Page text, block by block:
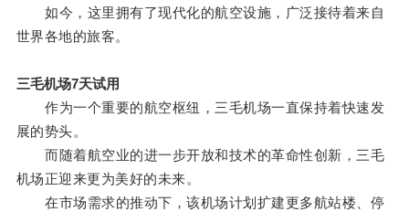
如今，这里拥有了现代化的航空设施，广泛接待着来自
世界各地的旅客。
三毛机场7天试用
作为一个重要的航空枢纽，三毛机场一直保持着快速发
展的势头。
而随着航空业的进一步开放和技术的革命性创新，三毛
机场正迎来更为美好的未来。
在市场需求的推动下，该机场计划扩建更多航站楼、停